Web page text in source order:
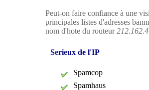
Peut-on faire confiance à une
principales listes d'adresses
nom d'hote du routeur
Serieux de l'IP
Spamcop
Spamhaus